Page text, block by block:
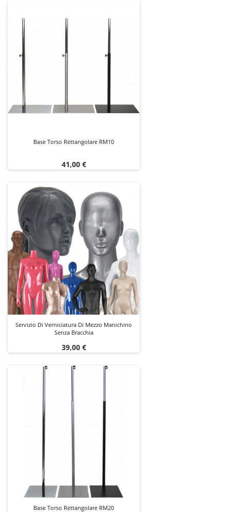
Base Torso Rettangolare RM10
Prezzo
41,00 €
Servizio Di Verniciatura Di Mezzo Manichino
Senza Bracchia
Prezzo
39,00 €
Base Torso Rettangolare RM20